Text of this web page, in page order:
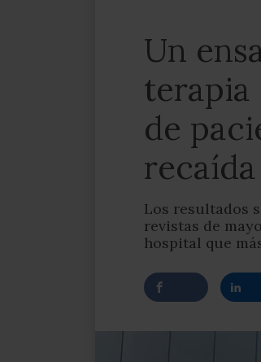
Un
terapia
de
Los resultados
revistas de
hospital que